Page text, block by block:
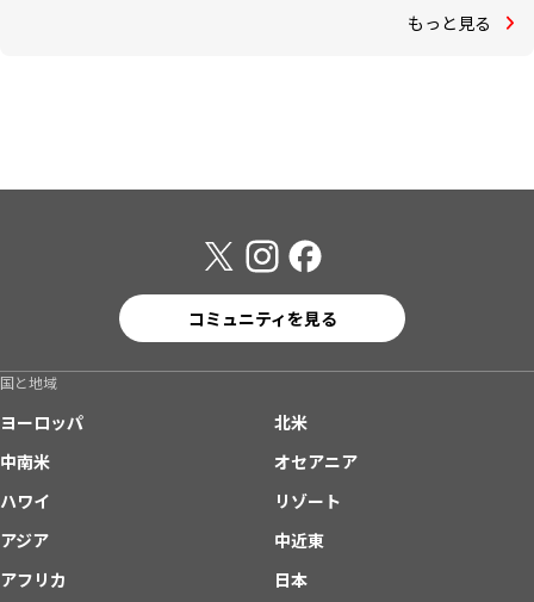
もっと見る
コミュニティを見る
国と地域
ヨーロッパ
北米
中南米
オセアニア
ハワイ
リゾート
アジア
中近東
アフリカ
日本